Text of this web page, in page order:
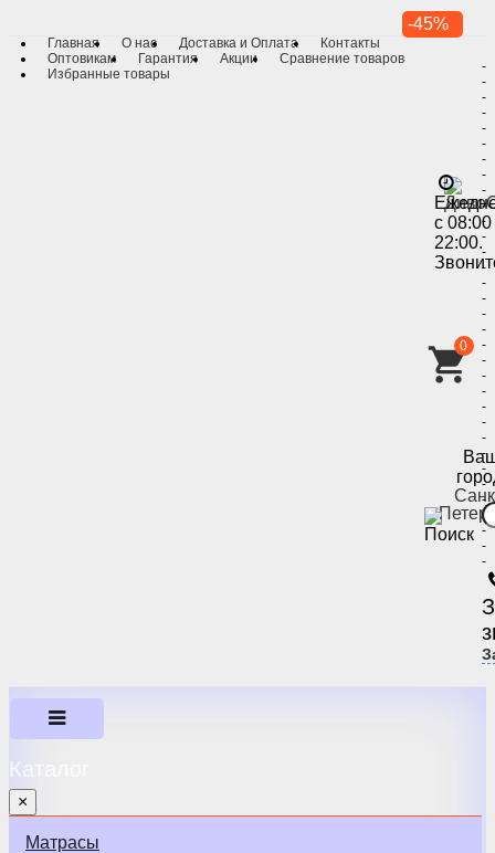
Главная О нас Доставка и Оплата
Контакты
Оптовикам
Гарантия Акции
Сравнение товаров
Избранные товары
с
22:00.
-
-
-
-
-
-
-
-
-
-
-
-
-
-
-
-
-
-
-
-
-
-
-
-
-
-
-
-
-
-
-
-
-
0
Каталог
×
Матрасы
-45%